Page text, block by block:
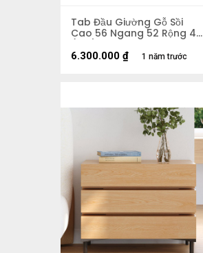
Tab Đầu Giường Gỗ Sồi
Cao 56 Ngang 52 Rộng 40
(cm)
1 năm trước
6.300.000 ₫